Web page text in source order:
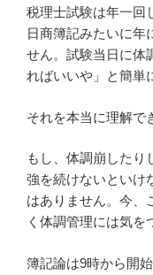
税理士試験は年一回
日商簿記みたいに年
せん。試験当日に体
ればいいや」と簡単
それを本当に理解で
もし、体調崩したり
強を続けないといけ
はありません。今、
く体調管理には気を
簿記論は9時から開